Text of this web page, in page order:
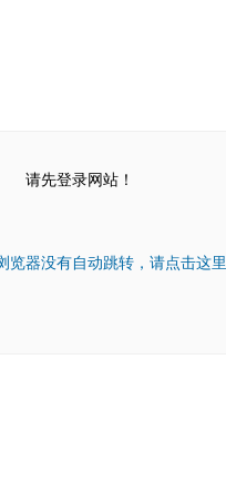
请先登录网站！
览器没有自动跳转，请点击这里